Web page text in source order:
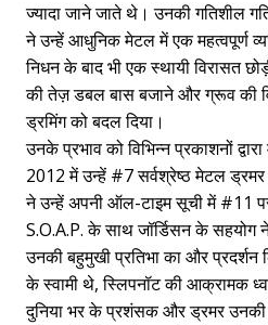
ज्यादा जाने जाते थे। उनकी गतिशील
ने उन्हें आधुनिक मेटल में एक महत्वपूर्ण
निधन के बाद भी एक स्थायी विरासत
की तेज़ डबल बास बजाने और ग्रूव की
ड्रमिंग को बदल दिया।
उनके प्रभाव को विभिन्न प्रकाशनों
2012 में उन्हें #7 सर्वश्रेष्ठ मेटल
ने उन्हें अपनी ऑल-टाइम सूची में #11
S.O.A.P. के साथ जॉर्डिसन के सहयोग ने
उनकी बहुमुखी प्रतिभा का और प्रदर्शन
के स्वामी थे, स्लिपनॉट की आक्रामक
दुनिया भर के प्रशंसक और ड्रमर